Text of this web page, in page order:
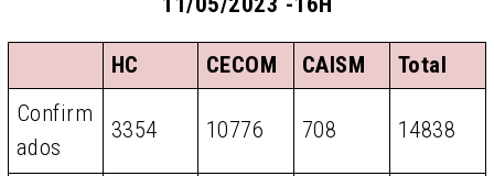
HC CECOM CAISM
Total
Confirm
ados
3354 10776 708 14838